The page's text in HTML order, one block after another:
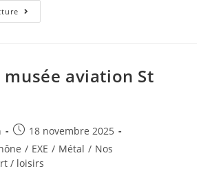
musée aviation St
18 novembre 2025
/ EXE / Métal / Nos
/ loisirs